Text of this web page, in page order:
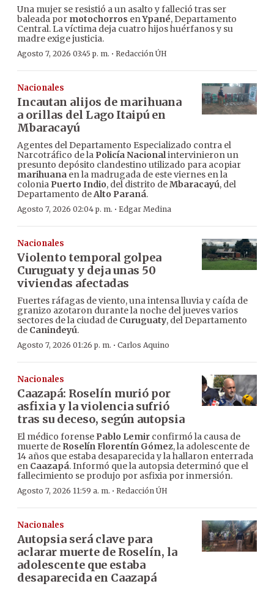
Una mujer se resistió a un asalto y falleció tras ser
baleada por motochorros enYpané, Departamento
Central. La víctima deja cuatro hijos huérfanos y su
madre exige justicia.
Agosto 7, 2026 03:45 p. m. · Redacción ÚH
Nacionales
Incautan alijos de marihuana
a orillas del Lago Itaipú en
Mbaracayú
Agentes del Departamento Especializado contra el
Narcotráfico de la Policía Nacionalintervinieron un
presunto depósito clandestino utilizado para acopiar
marihuana en la madrugada de este viernes en la
colonia Puerto Indio, del distrito deMbaracayú, del
Departamento deAlto Paraná.
Agosto 7, 2026 02:04 p. m. · Edgar Medina
Nacionales
Violento temporal golpea
Curuguaty y deja unas 50
viviendas afectadas
Fuertes ráfagas de viento, una intensa lluvia y caída de
granizo azotaron durante la noche del jueves varios
sectores de la ciudad de Curuguaty, del Departamento
de Canindeyú.
Agosto 7, 2026 01:26 p. m. · Carlos Aquino
Nacionales
Caazapá: Roselín murió por
asfixia y la violencia sufrió
tras su deceso, según autopsia
El médico forense Pablo Lemir confirmó la causa de
muerte de Roselín Florentín Gómez, la adolescente de
14 años que estaba desaparecida y la hallaron enterrada
en Caazapá. Informó que la autopsia determinó que el
fallecimiento se produjo por asfixia por inmersión.
Agosto 7, 2026 11:59 a. m. · Redacción ÚH
Nacionales
Autopsia será clave para
aclarar muerte de Roselín, la
adolescente que estaba
desaparecida en Caazapá